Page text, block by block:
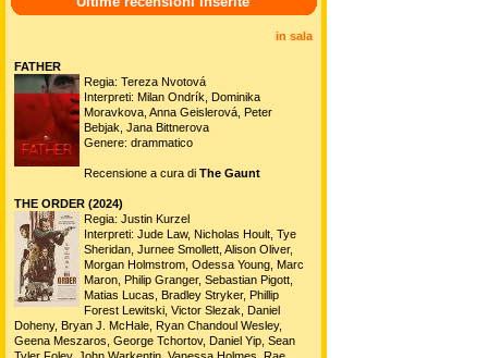
in sala
FATHER
Regia: Tereza Nvotová
Interpreti: Milan Ondrík, Dominika
Moravkova, Anna Geislerová, Peter
Bebjak, Jana Bittnerova
Genere: drammatico
Recensione a cura di The Gaunt
THE ORDER (2024)
Regia: Justin Kurzel
Interpreti: Jude Law, Nicholas Hoult, Tye
Sheridan, Jurnee Smollett, Alison Oliver,
Morgan Holmstrom, Odessa Young, Marc
Maron, Philip Granger, Sebastian Pigott,
Matias Lucas, Bradley Stryker, Phillip
Forest Lewitski, Victor Slezak, Daniel
Doheny, Bryan J. McHale, Ryan Chandoul Wesley,
Geena Meszaros, George Tchortov, Daniel Yip, Sean
Tyler Foley, John Warkentin, Vanessa Holmes, Rae